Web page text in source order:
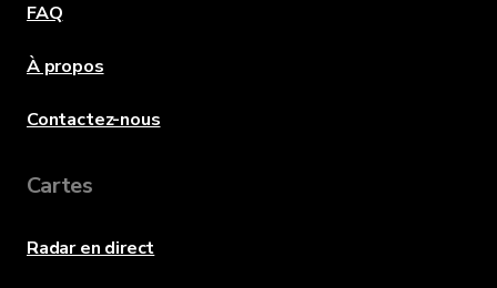
FAQ
À propos
Contactez-nous
Cartes
Radar en direct